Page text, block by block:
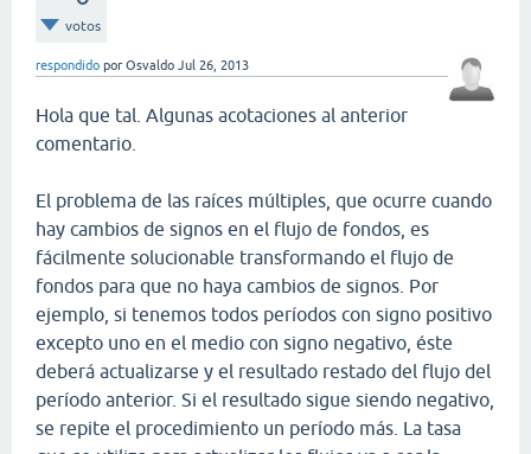
votos
respondido por Osvaldo Jul 26, 2013
Hola que tal. Algunas acotaciones al anterior
comentario.
El problema de las raíces múltiples, que ocurre cuando
hay cambios de signos en el flujo de fondos, es
fácilmente solucionable transformando el flujo de
fondos para que no haya cambios de signos. Por
ejemplo, si tenemos todos períodos con signo positivo
excepto uno en el medio con signo negativo, éste
deberá actualizarse y el resultado restado del flujo del
período anterior. Si el resultado sigue siendo negativo,
se repite el procedimiento un período más. La tasa